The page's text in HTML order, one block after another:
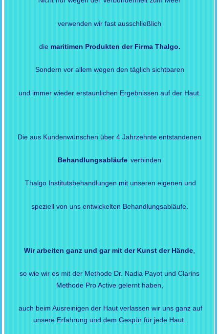
verwenden wir fast ausschließlich
die maritimen Produkten der Firma Thalgo.
Sondern vor allem wegen den täglich sichtbaren
und immer wieder erstaunlichen Ergebnissen auf der Haut.
Die aus Kundenwünschen über 4 Jahrzehnte entstandenen
Behandlungsabläufe verbinden
Thalgo Institutsbehandlungen mit unseren eigenen und
speziell von uns entwickelten Behandlungsabläufe.
Wir arbeiten ganz und gar mit der Kunst der Hände
so wie wir es mit der Methode Dr. Nadia Payot und Clarins
Methode Pro Active gelernt haben,
auch beim Ausreinigen der Haut verlassen wir uns ganz auf
unsere Erfahrung und dem Gespür für jede Haut.